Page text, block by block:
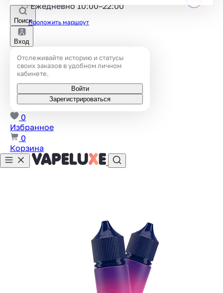
Ежедневно 10:00–22:00
Проложить маршрут
Поиск
Вход
Отслеживайте историю и статусы
своих заказов в удобном личном
кабинете.
Войти
Зарегистрироваться
0
Избранное
0
Корзина